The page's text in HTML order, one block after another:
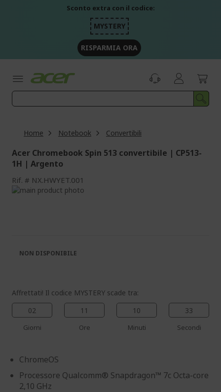
Sconto extra con il codice:
MYSTERY
RISPARMIA ORA
Home Notebook Convertibili
Acer Chromebook Spin 513 convertibile | CP513-
1H | Argento
Rif. NX.HWYET.001
Vai
immagini
immagini
Affrettati! Il codice MYSTERY scade tra:
02
Giorni
11
Ore
10
Minuti
33
Secondi
ChromeOS
Processore Qualcomm® Snapdragon™ 7c Octa-core
2,10 GHz
NON DISPONIBILE